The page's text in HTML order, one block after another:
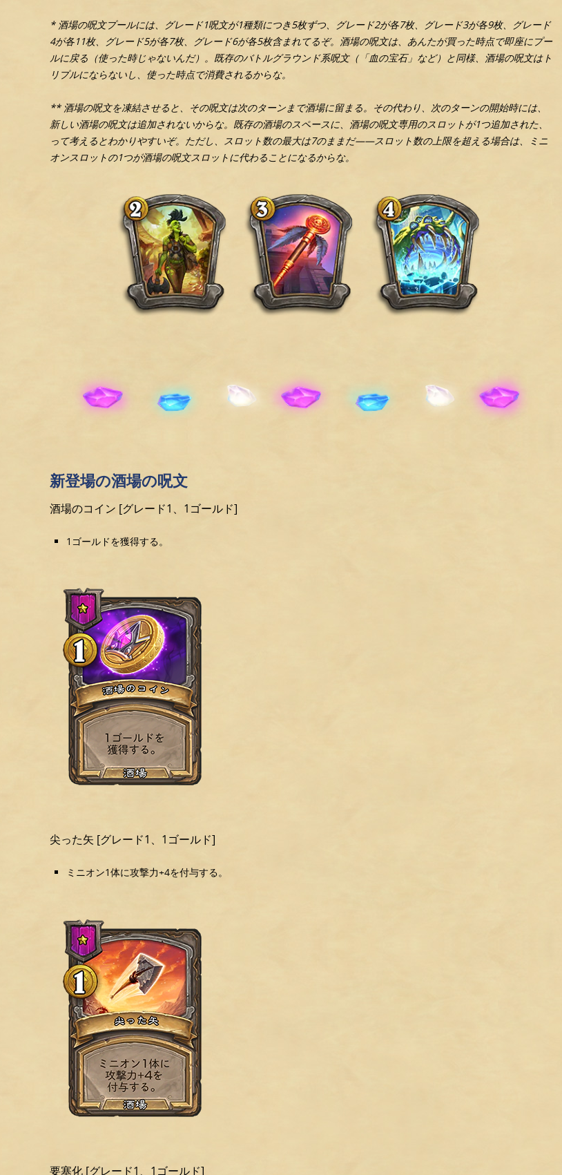
* 酒場の呪文プールには、グレード1呪文が1種類につき5枚ずつ、グレード2が各7枚、グレード3が各9枚、グレード
4が各11枚、グレード5が各7枚、グレード6が各5枚含まれてるぞ。酒場の呪文は、あんたが買った時点で即座にプー
ルに戻る（使った時じゃないんだ）。既存のバトルグラウンド系呪文（「血の宝石」など）と同様、酒場の呪文はト
リプルにならないし、使った時点で消費されるからな。
** 酒場の呪文を凍結させると、その呪文は次のターンまで酒場に留まる。その代わり、次のターンの開始時には、
新しい酒場の呪文は追加されないからな。既存の酒場のスペースに、酒場の呪文専用のスロットが1つ追加された、
って考えるとわかりやすいぞ。ただし、スロット数の最大は7のままだ――スロット数の上限を超える場合は、ミニ
オンスロットの1つが酒場の呪文スロットに代わることになるからな。
新登場の酒場の呪文
酒場のコイン [グレード1、1ゴールド]
1ゴールドを獲得する。
尖った矢 [グレード1、1ゴールド]
ミニオン1体に攻撃力+4を付与する。
要塞化 [グレード1、1ゴールド]